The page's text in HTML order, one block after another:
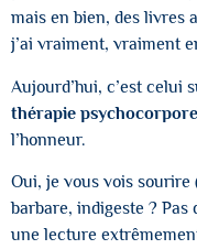
mais en bien, des livres
j’ai vraiment, vraiment
Aujourd’hui, c’est celui
thérapie
l’honneur.
Oui, je vous vois
barbare, indigeste ?
une lecture